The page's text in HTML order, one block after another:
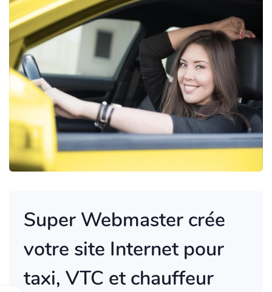
Super Webmaster crée
votre site Internet pour
taxi, VTC et chauffeur